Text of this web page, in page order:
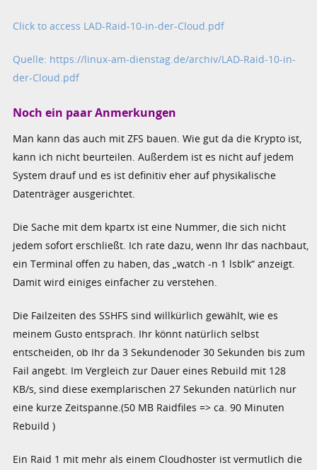
Click to access LAD-Raid-10-in-der-Cloud.pdf
Quelle: https://linux-am-dienstag.de/archiv/LAD-Raid-10-in-
der-Cloud.pdf
Noch ein paar Anmerkungen
Man kann das auch mit ZFS bauen. Wie gut da die Krypto ist,
kann ich nicht beurteilen. Außerdem ist es nicht auf jedem
System drauf und es ist definitiv eher auf physikalische
Datenträger ausgerichtet.
Die Sache mit dem kpartx ist eine Nummer, die sich nicht
jedem sofort erschließt. Ich rate dazu, wenn Ihr das nachbaut,
ein Terminal offen zu haben, das „watch -n 1 lsblk“ anzeigt.
Damit wird einiges einfacher zu verstehen.
Die Failzeiten des SSHFS sind willkürlich gewählt, wie es
meinem Gusto entsprach. Ihr könnt natürlich selbst
entscheiden, ob Ihr da 3 Sekundenoder 30 Sekunden bis zum
Fail angebt. Im Vergleich zur Dauer eines Rebuild mit 128
KB/s, sind diese exemplarischen 27 Sekunden natürlich nur
eine kurze Zeitspanne.(50 MB Raidfiles => ca. 90 Minuten
Rebuild )
Ein Raid 1 mit mehr als einem Cloudhoster ist vermutlich die